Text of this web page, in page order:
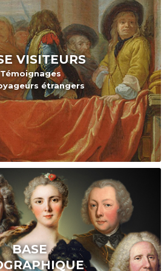
VISITEURS
Témoignages
étrangers
BASE